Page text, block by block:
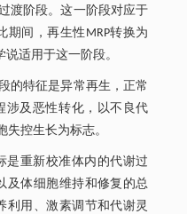
渡阶段。这一阶段对应于
期间，再生性MRP转换为
说适用于这一阶段。
的特征是异常再生，正常
及恶性转化，以不良代
失控生长为标志。
是重新校准体内的代谢过
及体细胞维持和修复的总
利用、激素调节和代谢灵